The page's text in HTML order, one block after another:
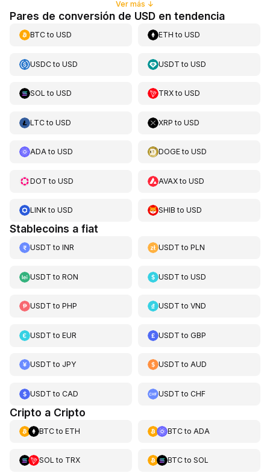
Ver más ↓
Pares de conversión de USD en tendencia
BTCto USD ETH toUSD
USDCto USD USDT toUSD
SOL to USD TRXtoUSD
LTCto USD XRP toUSD
ADAto USD DOGEtoUSD
DOT to USD AVAXtoUSD
LINKto USD SHIB toUSD
Stablecoins a fiat
USDT to INR USDT toPLN
USDT to RON USDT toUSD
USDT to PHP USDT toVND
USDT to EUR USDT toGBP
USDT to JPY USDT toAUD
USDT to CAD USDT toCHF
Cripto a Cripto
BTCto ETH BTCto ADA
SOL to TRX BTCto SOL